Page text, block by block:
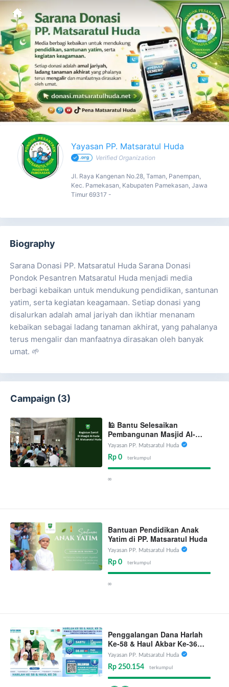
Yayasan PP. Matsaratul Huda - Profile
Yayasan PP. Matsaratul Huda
Verified Organization
Jl. Raya Kangenan No.28, Taman, Panempan,
Kec. Pamekasan, Kabupaten Pamekasan, Jawa
Timur 69317 -
Biography
Sarana Donasi PP. Matsaratul Huda Sarana Donasi
Pondok Pesantren Matsaratul Huda menjadi media
berbagi kebaikan untuk mendukung pendidikan, santunan
yatim, serta kegiatan keagamaan. Setiap donasi yang
disalurkan adalah amal jariyah dan ikhtiar menanam
kebaikan sebagai ladang tanaman akhirat, yang pahalanya
terus mengalir dan manfaatnya dirasakan oleh banyak
umat. 🌱
Campaign (3)
🕌 Bantu Selesaikan
Pembangunan Masjid Al-
Huda
Yayasan PP. Matsaratul Huda
Rp 0 terkumpul
∞
Bantuan Pendidikan Anak
Yatim di PP. Matsaratul Huda
Yayasan PP. Matsaratul Huda
Rp 0 terkumpul
∞
Penggalangan Dana Harlah
Ke-58 & Haul Akbar Ke-36
Pondok Pesantren
Matsaratul Huda
Yayasan PP. Matsaratul Huda
Rp 250.154 terkumpul